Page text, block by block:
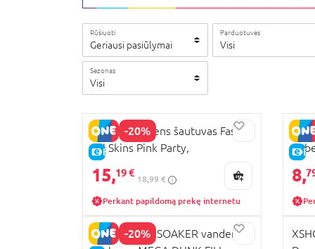
Rūšiuoti
Geriausi pasiūlymai
Parduotuvės
Visi
Sezonas
Visi
-20%
E-KAINA
XSHOT vandens šautuvas Fast-
Fill Skins Pink Party,
118135(11854E)
15,19 €
18,99 €
Perkant papildomą prekę internetu
8,
-20%
NERF SUPER SOAKER vandens